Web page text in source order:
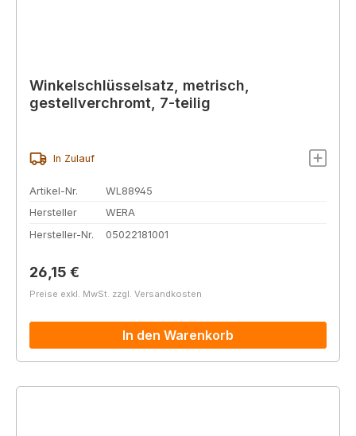
Winkelschlüsselsatz, metrisch,
gestellverchromt, 7-teilig
In Zulauf
Artikel-Nr.
WL88945
Hersteller
WERA
Hersteller-Nr.
05022181001
Regulärer Preis:
26,15 €
Preise exkl. MwSt. zzgl. Versandkosten
In den Warenkorb